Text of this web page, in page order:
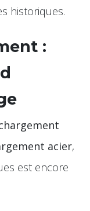
historiques.
:
acier,
est encore